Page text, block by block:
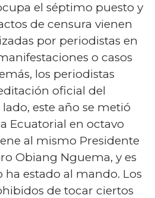
el séptimo puesto y
de censura vienen
por periodistas en
o casos
los periodistas
oficial del
este año se metió
Ecuatorial en octavo
al mismo Presidente
Obiang Nguema, y es
estado al mando. Los
de tocar ciertos